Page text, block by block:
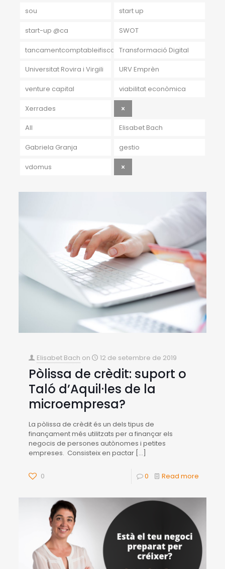
sou start up
start-up @ca SWOT
tancamentcomptableifiscal Transformació Digital
Universitat Rovira i Virgili URV Emprèn
venture capital viabilitat econòmica
Xerrades
All Elisabet Bach
Gabriela Granja gestio
vdomus
Elisabet Bach on 12 de setembre de 2019
Pòlissa de crèdit: suport o
Taló d’Aquil·les de la
microempresa?
La pòlissa de crèdit és un dels tipus de
finançament més utilitzats per a finançar els
negocis de persones autònomes i petites
empreses. Consisteix en pactar[…]
0 0 Read more